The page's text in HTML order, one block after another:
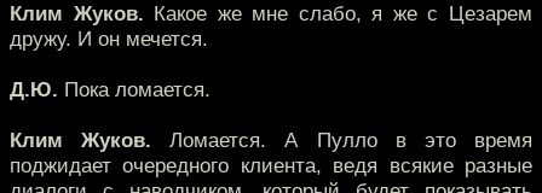
Клим Жуков. Какое же мне слабо, я же с Цезарем
дружу. И он мечется.
Д.Ю. Пока ломается.
Клим Жуков. Ломается. А Пулло в это время
поджидает очередного клиента, ведя всякие разные